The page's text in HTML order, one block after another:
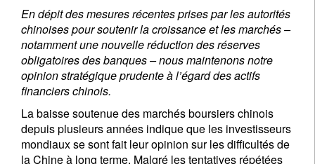
En dépit des mesures récentes prises par les autorités
chinoises pour soutenir la croissance et les marchés –
notamment une nouvelle réduction des réserves
obligatoires des banques – nous maintenons notre
opinion stratégique prudente à l’égard des actifs
financiers chinois.
La baisse soutenue des marchés boursiers chinois
depuis plusieurs années indique que les investisseurs
mondiaux se sont fait leur opinion sur les difficultés de
la Chine à long terme. Malgré les tentatives répétées